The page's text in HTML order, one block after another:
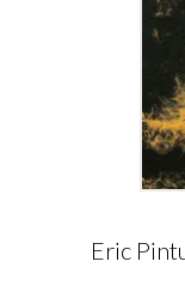
Eric